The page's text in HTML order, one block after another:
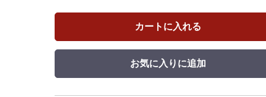
カートに入れる
お気に入りに追加